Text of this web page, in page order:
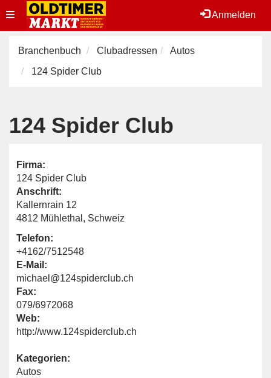
Anmelden
Toggle
navigation
Branchenbuch Clubadressen
Autos
124 Spider Club
124 Spider Club
Firma:
124 Spider Club
Anschrift:
Kallernrain 12
4812 Mühlethal, Schweiz
Telefon:
+4162/7512548
E-Mail:
michael@124spiderclub.ch
Fax:
079/6972068
Web:
http://www.124spiderclub.ch
Kategorien:
Autos